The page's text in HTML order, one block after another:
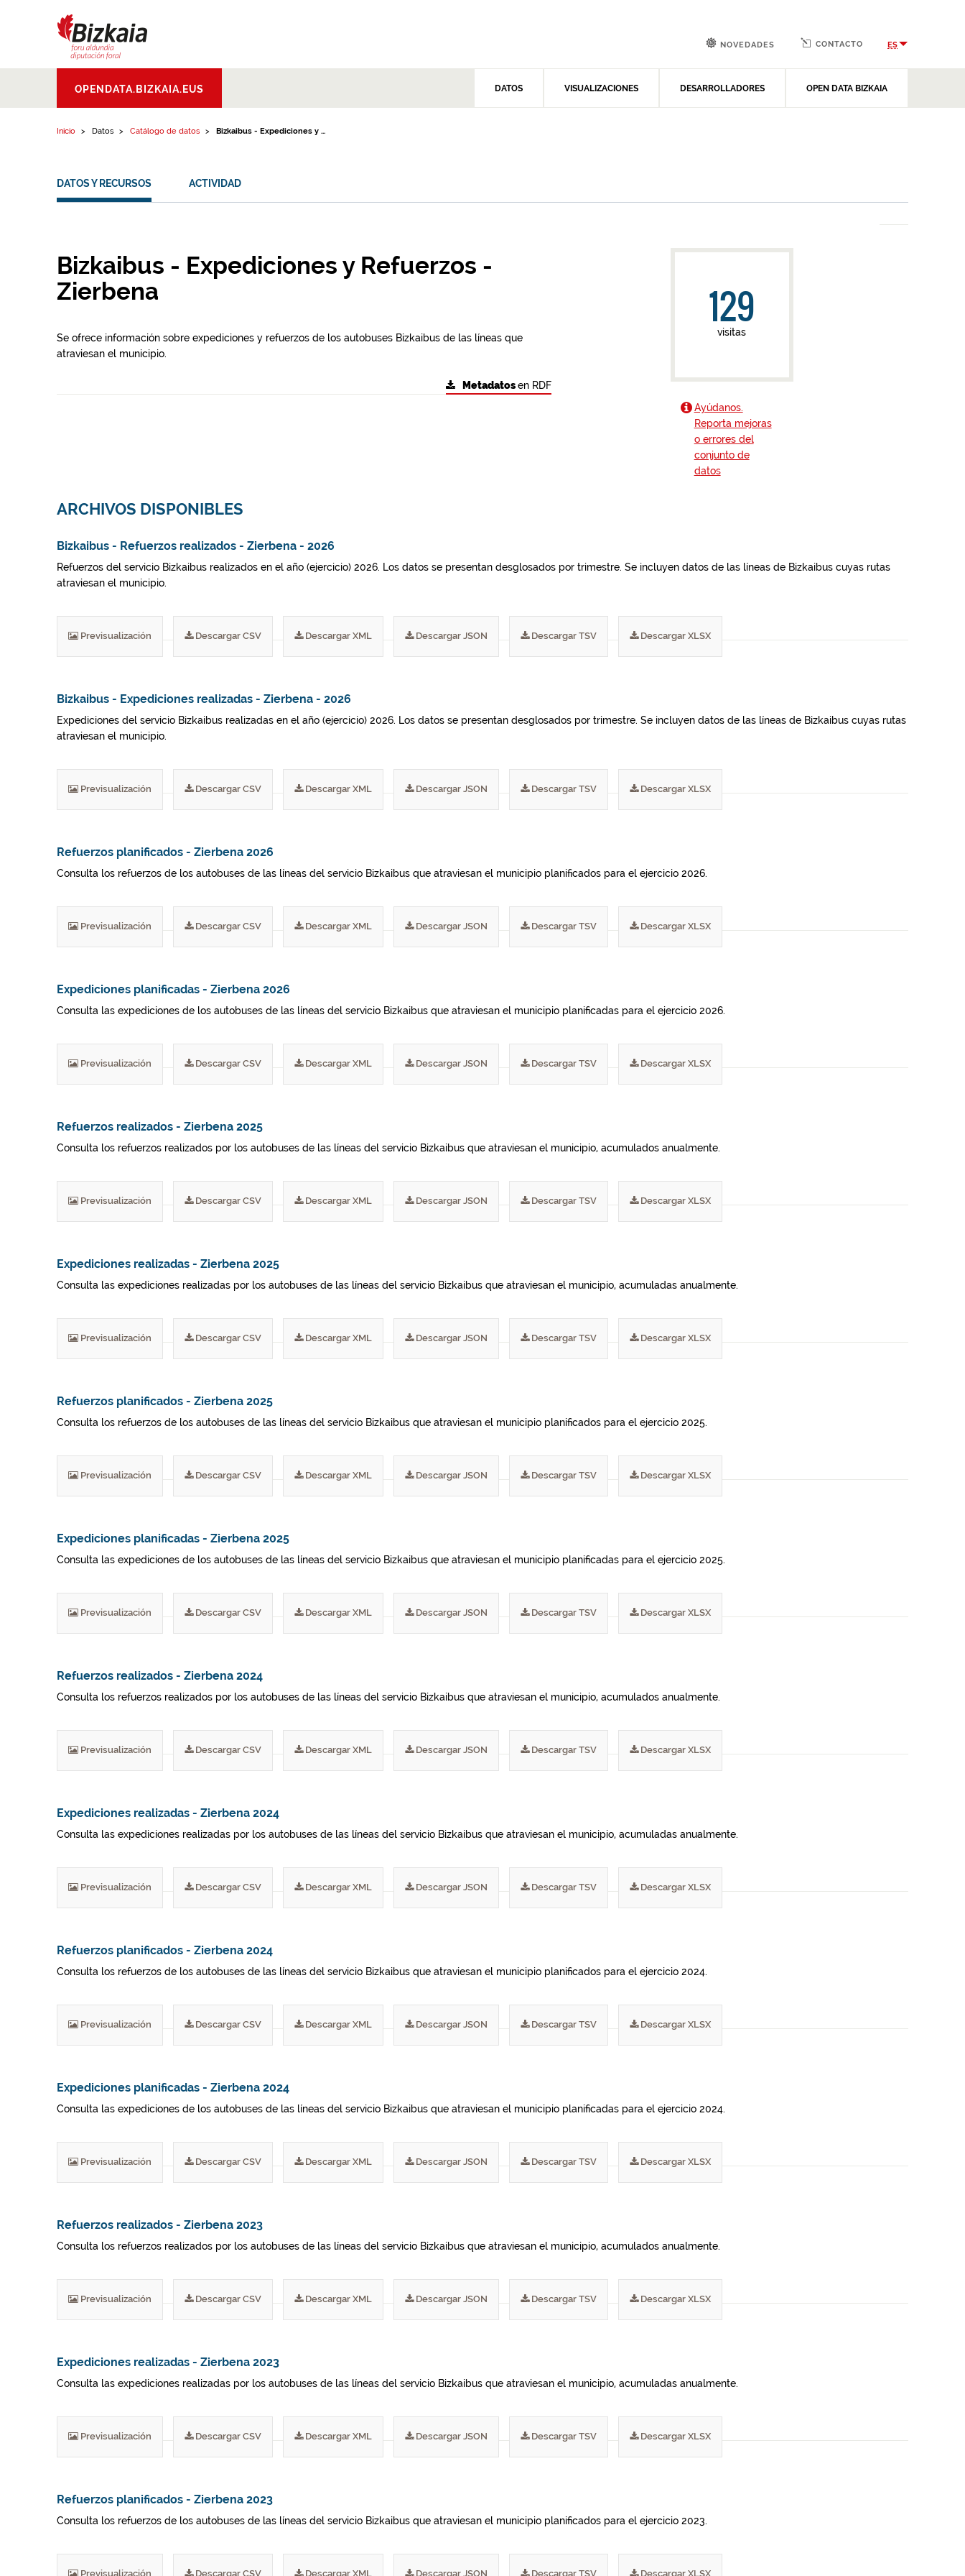
Aldundia.Diputacion
Foral de Bizkaia
OPENDATA.BIZKAIA.EUS DATOS VISUALIZACIONES DESARROLLADORES OPEN DATA BIZKAIA
NOVEDADES CONTACTO ES
Inicio Datos Catálogo de datos Bizkaibus - Expediciones y ...
DATOS Y RECURSOS ACTIVIDAD
Bizkaibus - Expediciones y Refuerzos -
Zierbena
Se ofrece información sobre expediciones y refuerzos de los autobuses Bizkaibus de las líneas que
atraviesan el municipio.
Metadatosen RDF
129
visitas
Ayúdanos.
Reporta mejoras
o errores del
conjunto de
datos
ARCHIVOS DISPONIBLES
Bizkaibus - Refuerzos realizados - Zierbena - 2026
Refuerzos del servicio Bizkaibus realizados en el año (ejercicio) 2026. Los datos se presentan desglosados por trimestre. Se incluyen datos de las líneas de Bizkaibus cuyas rutas
atraviesan el municipio.
Previsualización Descargar CSV Descargar XML Descargar JSON Descargar TSV Descargar XLSX
Bizkaibus - Expediciones realizadas - Zierbena - 2026
Expediciones del servicio Bizkaibus realizadas en el año (ejercicio) 2026. Los datos se presentan desglosados por trimestre. Se incluyen datos de las líneas de Bizkaibus cuyas rutas
atraviesan el municipio.
Previsualización Descargar CSV Descargar XML Descargar JSON Descargar TSV Descargar XLSX
Refuerzos planificados - Zierbena 2026
Consulta los refuerzos de los autobuses de las líneas del servicio Bizkaibus que atraviesan el municipio planificados para el ejercicio 2026.
Previsualización Descargar CSV Descargar XML Descargar JSON Descargar TSV Descargar XLSX
Expediciones planificadas - Zierbena 2026
Consulta las expediciones de los autobuses de las líneas del servicio Bizkaibus que atraviesan el municipio planificadas para el ejercicio 2026.
Previsualización Descargar CSV Descargar XML Descargar JSON Descargar TSV Descargar XLSX
Refuerzos realizados - Zierbena 2025
Consulta los refuerzos realizados por los autobuses de las líneas del servicio Bizkaibus que atraviesan el municipio, acumulados anualmente.
Previsualización Descargar CSV Descargar XML Descargar JSON Descargar TSV Descargar XLSX
Expediciones realizadas - Zierbena 2025
Consulta las expediciones realizadas por los autobuses de las líneas del servicio Bizkaibus que atraviesan el municipio, acumuladas anualmente.
Previsualización Descargar CSV Descargar XML Descargar JSON Descargar TSV Descargar XLSX
Refuerzos planificados - Zierbena 2025
Consulta los refuerzos de los autobuses de las líneas del servicio Bizkaibus que atraviesan el municipio planificados para el ejercicio 2025.
Previsualización Descargar CSV Descargar XML Descargar JSON Descargar TSV Descargar XLSX
Expediciones planificadas - Zierbena 2025
Consulta las expediciones de los autobuses de las líneas del servicio Bizkaibus que atraviesan el municipio planificadas para el ejercicio 2025.
Previsualización Descargar CSV Descargar XML Descargar JSON Descargar TSV Descargar XLSX
Refuerzos realizados - Zierbena 2024
Consulta los refuerzos realizados por los autobuses de las líneas del servicio Bizkaibus que atraviesan el municipio, acumulados anualmente.
Previsualización Descargar CSV Descargar XML Descargar JSON Descargar TSV Descargar XLSX
Expediciones realizadas - Zierbena 2024
Consulta las expediciones realizadas por los autobuses de las líneas del servicio Bizkaibus que atraviesan el municipio, acumuladas anualmente.
Previsualización Descargar CSV Descargar XML Descargar JSON Descargar TSV Descargar XLSX
Refuerzos planificados - Zierbena 2024
Consulta los refuerzos de los autobuses de las líneas del servicio Bizkaibus que atraviesan el municipio planificados para el ejercicio 2024.
Previsualización Descargar CSV Descargar XML Descargar JSON Descargar TSV Descargar XLSX
Expediciones planificadas - Zierbena 2024
Consulta las expediciones de los autobuses de las líneas del servicio Bizkaibus que atraviesan el municipio planificadas para el ejercicio 2024.
Previsualización Descargar CSV Descargar XML Descargar JSON Descargar TSV Descargar XLSX
Refuerzos realizados - Zierbena 2023
Consulta los refuerzos realizados por los autobuses de las líneas del servicio Bizkaibus que atraviesan el municipio, acumulados anualmente.
Previsualización Descargar CSV Descargar XML Descargar JSON Descargar TSV Descargar XLSX
Expediciones realizadas - Zierbena 2023
Consulta las expediciones realizadas por los autobuses de las líneas del servicio Bizkaibus que atraviesan el municipio, acumuladas anualmente.
Previsualización Descargar CSV Descargar XML Descargar JSON Descargar TSV Descargar XLSX
Refuerzos planificados - Zierbena 2023
Consulta los refuerzos de los autobuses de las líneas del servicio Bizkaibus que atraviesan el municipio planificados para el ejercicio 2023.
Previsualización Descargar CSV Descargar XML Descargar JSON Descargar TSV Descargar XLSX